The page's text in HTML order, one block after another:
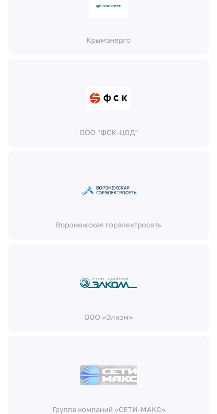
Крымэнерго
ООО "ФСК-ЦОД"
Воронежская горэлектросеть
ООО «Элком»
Группа компаний «СЕТИ-МАКС»